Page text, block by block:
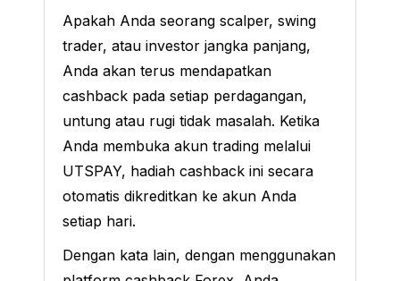
Apakah Anda seorang scalper, swing
trader, atau investor jangka panjang,
Anda akan terus mendapatkan
cashback pada setiap perdagangan,
untung atau rugi tidak masalah. Ketika
Anda membuka akun trading melalui
UTSPAY, hadiah cashback ini secara
otomatis dikreditkan ke akun Anda
setiap hari.
Dengan kata lain, dengan menggunakan